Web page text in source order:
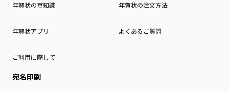
年賀状の豆知識 年賀状の注文方法
年賀状アプリ よくあるご質問
ご利用に際して
宛名印刷